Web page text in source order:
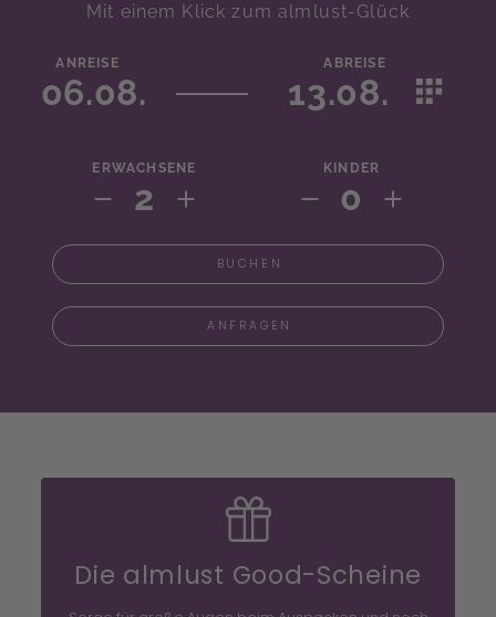
Mit einem Klick zum almlust-Glück
ANREISE ABREISE
06.08. 13.08.
ERWACHSENE
2
KINDER
0
BUCHEN
ANFRAGEN
Die almlust Good-Scheine